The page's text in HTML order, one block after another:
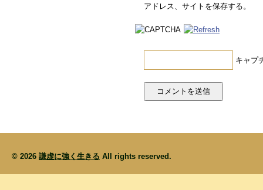
アドレス、サイトを保存する。
キャプ
© 2026 謙虚に強く生きる All rights reserved.